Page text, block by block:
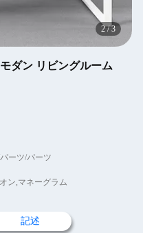
2/3
ダン リビングルーム
ーツ/パーツ
ン,マネーグラム
記述